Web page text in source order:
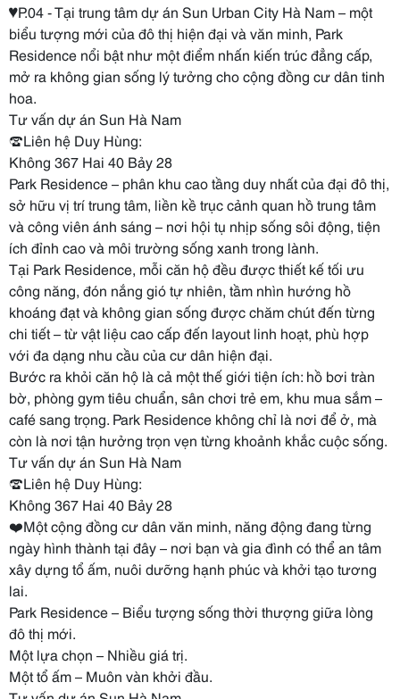
♥️P.04 - Tại trung tâm dự án Sun Urban City Hà Nam – một
biểu tượng mới của đô thị hiện đại và văn minh, Park
Residence nổi bật như một điểm nhấn kiến trúc đẳng cấp,
mở ra không gian sống lý tưởng cho cộng đồng cư dân tinh
hoa.
Tư vấn dự án Sun Hà Nam
☎️Liên hệ Duy Hùng:
Không 367 Hai 40 Bảy 28
Park Residence – phân khu cao tầng duy nhất của đại đô thị,
sở hữu vị trí trung tâm, liền kề trục cảnh quan hồ trung tâm
và công viên ánh sáng – nơi hội tụ nhịp sống sôi động, tiện
ích đỉnh cao và môi trường sống xanh trong lành.
Tại Park Residence, mỗi căn hộ đều được thiết kế tối ưu
công năng, đón nắng gió tự nhiên, tầm nhìn hướng hồ
khoáng đạt và không gian sống được chăm chút đến từng
chi tiết – từ vật liệu cao cấp đến layout linh hoạt, phù hợp
với đa dạng nhu cầu của cư dân hiện đại.
Bước ra khỏi căn hộ là cả một thế giới tiện ích: hồ bơi tràn
bờ, phòng gym tiêu chuẩn, sân chơi trẻ em, khu mua sắm –
café sang trọng. Park Residence không chỉ là nơi để ở, mà
còn là nơi tận hưởng trọn vẹn từng khoảnh khắc cuộc sống.
Tư vấn dự án Sun Hà Nam
☎️Liên hệ Duy Hùng:
Không 367 Hai 40 Bảy 28
❤️Một cộng đồng cư dân văn minh, năng động đang từng
ngày hình thành tại đây – nơi bạn và gia đình có thể an tâm
xây dựng tổ ấm, nuôi dưỡng hạnh phúc và khởi tạo tương
lai.
Park Residence – Biểu tượng sống thời thượng giữa lòng
đô thị mới.
Một lựa chọn – Nhiều giá trị.
Một tổ ấm – Muôn vàn khởi đầu.